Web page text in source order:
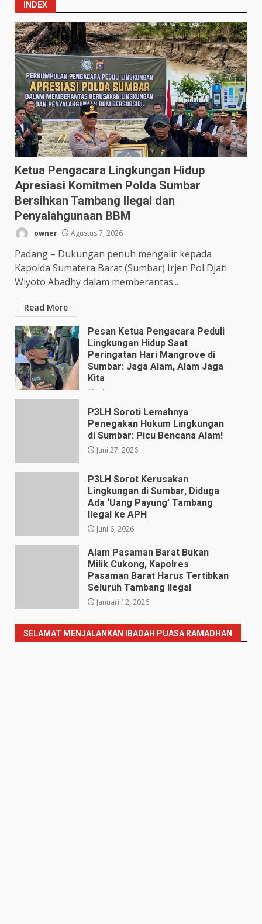
INDEX
Ketua Pengacara Lingkungan Hidup
Apresiasi Komitmen Polda Sumbar
Bersihkan Tambang Ilegal dan
Penyalahgunaan BBM
owner Agustus 7, 2026
Padang – Dukungan penuh mengalir kepada
Kapolda Sumatera Barat (Sumbar) Irjen Pol Djati
Wiyoto Abadhy dalam memberantas...
Read More
Pesan Ketua Pengacara Peduli
Lingkungan Hidup Saat
Peringatan Hari Mangrove di
Sumbar: Jaga Alam, Alam Jaga
Kita
Juli 28, 2026
P3LH Soroti Lemahnya
Penegakan Hukum Lingkungan
di Sumbar: Picu Bencana Alam!
Juni 27, 2026
P3LH Sorot Kerusakan
Lingkungan di Sumbar, Diduga
Ada ‘Uang Payung’ Tambang
Ilegal ke APH
Juni 6, 2026
Alam Pasaman Barat Bukan
Milik Cukong, Kapolres
Pasaman Barat Harus Tertibkan
Seluruh Tambang Ilegal
Januari 12, 2026
SELAMAT MENJALANKAN IBADAH PUASA RAMADHAN